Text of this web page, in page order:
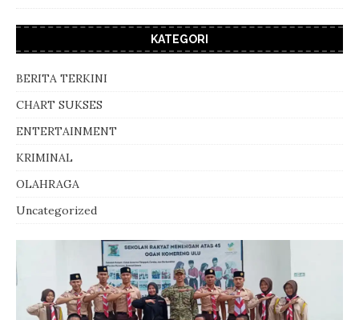
KATEGORI
BERITA TERKINI
CHART SUKSES
ENTERTAINMENT
KRIMINAL
OLAHRAGA
Uncategorized